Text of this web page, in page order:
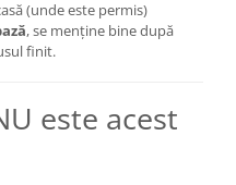
(unde este permis)
, se menține bine după
finit.
este acest